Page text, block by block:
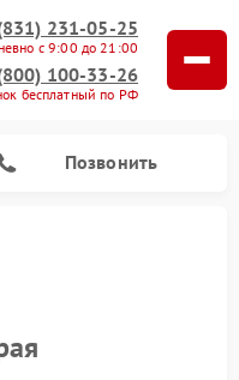
231-05-25
с 9:00 до 21:00
100-33-26
бесплатный по РФ
Позвонить